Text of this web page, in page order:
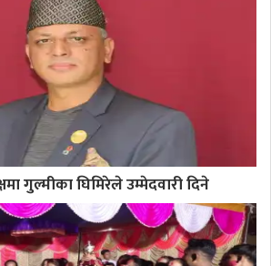
गुल्मीका घिमिरेले उम्मेदवारी दिने